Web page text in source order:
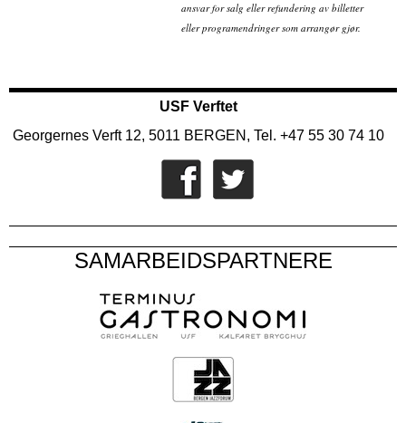
ansvar for salg eller refundering av billetter
eller programendringer som arrangør gjør.
USF Verftet
Georgernes Verft 12, 5011 BERGEN, Tel. +47 55 30 74 10
SAMARBEIDSPARTNERE